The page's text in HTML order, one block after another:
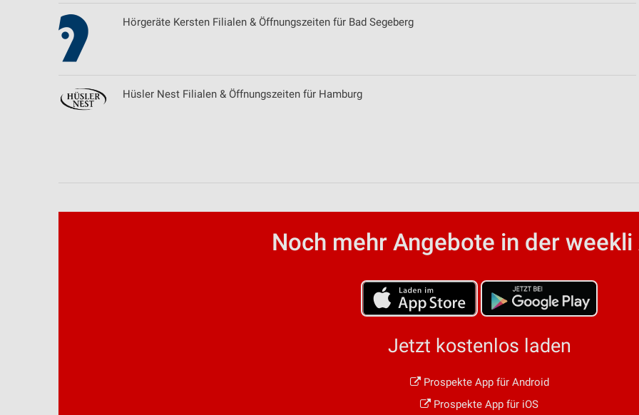
Hörgeräte Kersten Filialen & Öffnungszeiten für Bad Segeberg
Hüsler Nest Filialen & Öffnungszeiten für Hamburg
Noch mehr Angebote in der weekli
Jetzt kostenlos laden
Prospekte App für Android
Prospekte App für iOS
Verwendung reduzierter Daten zur Auswahl von Inhalten
IAB-Besonderheiten:
Geräte anhand von aktiv angeforderten Informationen identifizieren
Funktional